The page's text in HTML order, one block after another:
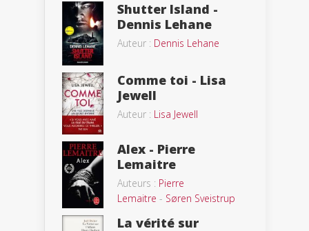
Shutter Island -
Dennis Lehane
Auteur : Dennis Lehane
Comme toi - Lisa
Jewell
Auteur : Lisa Jewell
Alex - Pierre
Lemaitre
Auteurs : Pierre
Lemaitre - Søren Sveistrup
La vérité sur